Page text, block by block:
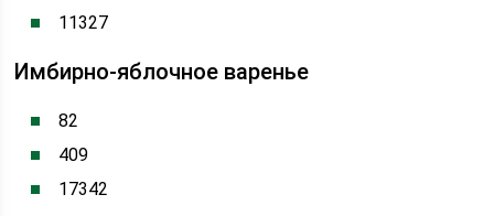
11327
Имбирно-яблочное варенье
82
409
17342